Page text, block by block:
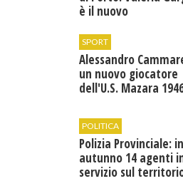
è il nuovo
SPORT
Alessandro
un nuovo giocatore
dell'U.S. Mazara
POLITICA
Polizia Provinciale: in
autunno 14 agenti
servizio sul